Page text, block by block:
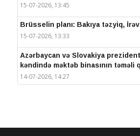
15-07-2026, 13:45
Brüsselin planı: Bakıya təzyiq,
15-07-2026, 13:33
Azərbaycan və Slovakiya
kəndində məktəb binasının təməli
14-07-2026, 14:27
Prezidentlər Şuşada mətbuata